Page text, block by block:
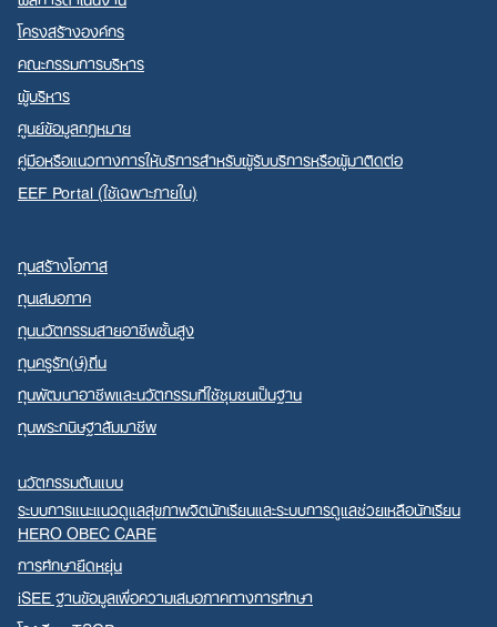
โครงสร้างองค์กร
คณะกรรมการบริหาร
ผู้บริหาร
ศูนย์ข้อมูลกฎหมาย
คู่มือหรือแนวทางการให้บริการสำหรับผู้รับบริการหรือผู้มาติดต่อ
EEF Portal (ใช้เฉพาะภายใน)
ทุนสร้างโอกาส
ทุนเสมอภาค
ทุนนวัตกรรมสายอาชีพชั้นสูง
ทุนครูรัก(ษ์)ถิ่น
ทุนพัฒนาอาชีพและนวัตกรรมที่ใช้ชุมชนเป็นฐาน
ทุนพระกนิษฐาสัมมาชีพ
นวัตกรรมต้นแบบ
ระบบการแนะแนวดูแลสุขภาพจิตนักเรียนและระบบการดูแลช่วยเหลือนักเรียน
HERO OBEC CARE
การศึกษายืดหยุ่น
iSEE ฐานข้อมูลเพื่อความเสมอภาคทางการศึกษา